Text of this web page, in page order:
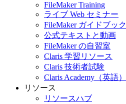
FileMaker Training
ライブ Web セミナー
FileMaker ガイドブック
公式テキストと動画
FileMaker の自習室
Claris 学習リソース
Claris 技術者試験
Claris Academy（英語）
リソース
リソースハブ